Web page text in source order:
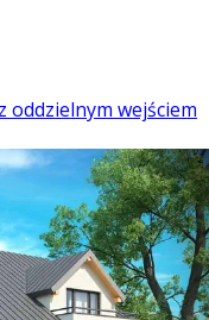
wejściem